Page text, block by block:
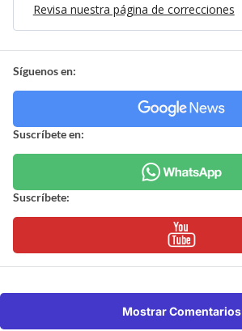
Revisa nuestra página de correcciones
Síguenos en:
Suscríbete en:
Suscríbete:
Mostrar Comentarios